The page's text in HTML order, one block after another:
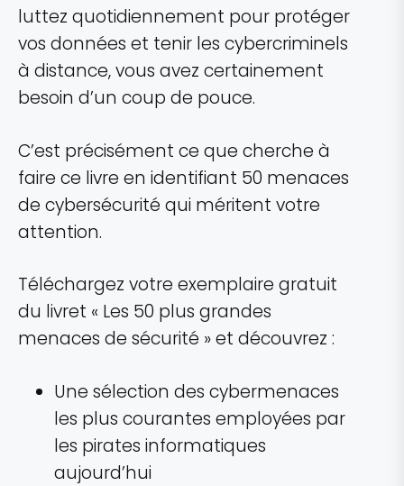
luttez quotidiennement pour protéger
vos données et tenir les cybercriminels
à distance, vous avez certainement
besoin d’un coup de pouce.
C’est précisément ce que cherche à
faire ce livre en identifiant 50 menaces
de cybersécurité qui méritent votre
attention.
Téléchargez votre exemplaire gratuit
du livret « Les 50 plus grandes
menaces de sécurité » et découvrez :
Une sélection des cybermenaces
les plus courantes employées par
les pirates informatiques
aujourd’hui